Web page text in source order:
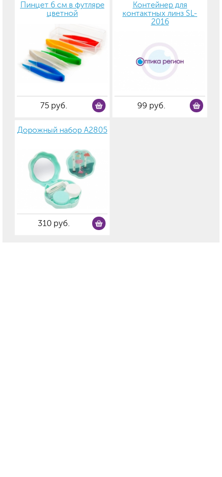
Пинцет 6 см в футляре
цветной
75 руб.
Контейнер для
контактных линз SL-
2016
99 руб.
Дорожный набор А2805
310 руб.